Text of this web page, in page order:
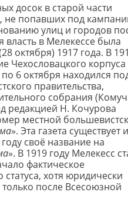
досок в старой части
не попавших под
улиц и городов
власть в Мелекессе была
октября) 1917 года. В
Чехословацкого корпуса
6 октября находился
правительства,
собрания
редакцией Н. Кочурова
местной
». Эта газета существует
своё название на
». В 1919 году Мелекесс
фактическое
хотя юридически
только после Всесоюзной